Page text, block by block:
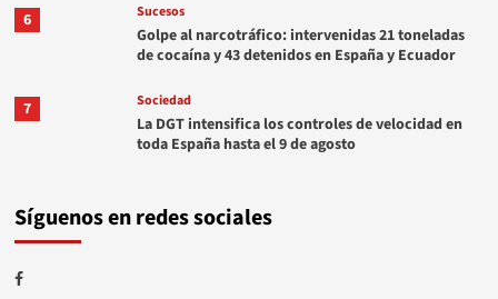
6
Sucesos
Golpe al narcotráfico: intervenidas 21 toneladas
de cocaína y 43 detenidos en España y Ecuador
7 Sociedad
La DGT intensifica los controles de velocidad en
toda España hasta el 9 de agosto
Síguenos en redes sociales
Facebook